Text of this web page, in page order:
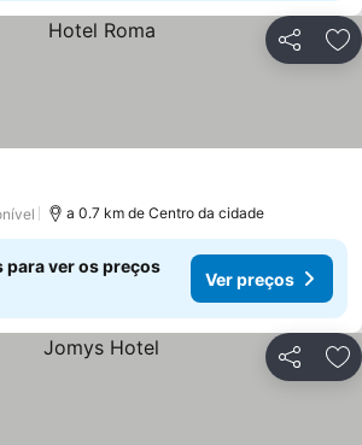
Partilhar
a 0.7 km de Centro da cidade
para ver os preços
Ver preços
Partilhar